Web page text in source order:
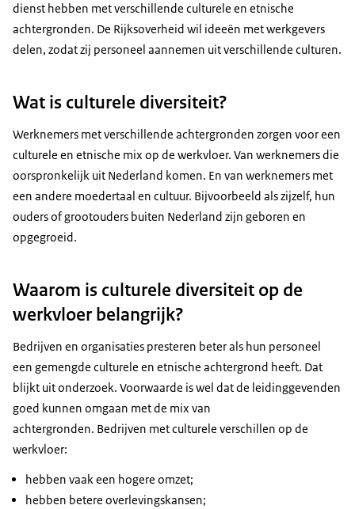
dienst hebben met verschillende culturele en etnische
achtergronden. De Rijksoverheid wil ideeën met werkgevers
delen, zodat zij personeel aannemen uit verschillende culturen.
Wat is culturele diversiteit?
Werknemers met verschillende achtergronden zorgen voor een
culturele en etnische mix op de werkvloer. Van werknemers die
oorspronkelijk uit Nederland komen. En van werknemers met
een andere moedertaal en cultuur. Bijvoorbeeld als zijzelf, hun
ouders of grootouders buiten Nederland zijn geboren en
opgegroeid.
Waarom is culturele diversiteit op de
werkvloer belangrijk?
Bedrijven en organisaties presteren beter als hun personeel
een gemengde culturele en etnische achtergrond heeft. Dat
blijkt uit onderzoek. Voorwaarde is wel dat de leidinggevenden
goed kunnen omgaan met de mix van
achtergronden. Bedrijven met culturele verschillen op de
werkvloer:
hebben vaak een hogere omzet;
hebben betere overlevingskansen;